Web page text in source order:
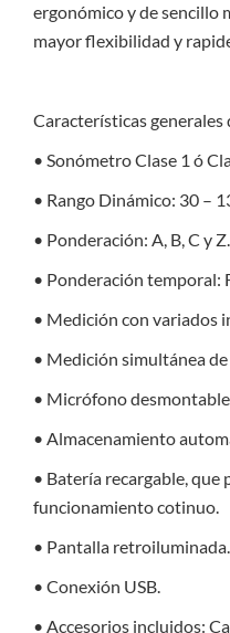
ergonómico y de sencillo
mayor flexibilidad y
Características generales
• Sonómetro Clase 1 ó
• Rango Dinámico: 30 –
• Ponderación: A, B, C y Z.
• Ponderación temporal:
• Medición con variados
• Medición simultánea
• Micrófono
• Almacenamiento
• Batería recargable, que
funcionamiento cotinuo.
• Pantalla retroiluminada.
• Conexión USB.
• Accesorios incluidos: